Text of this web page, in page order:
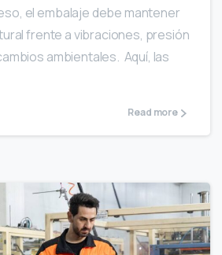
el embalaje debe mantener
frente a vibraciones, presión
ambientales. Aquí, las
Read more